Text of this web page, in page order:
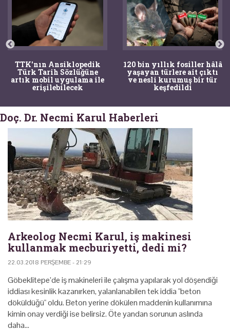
TTK'nın Ansiklopedik
Türk Tarih Sözlüğüne
artık mobil uygulama ile
erişilebilecek
120 bin yıllık fosiller hâlâ
yaşayan türlere ait çıktı
ve nesli kurumuş bir tür
keşfedildi
Doç. Dr. Necmi Karul Haberleri
Arkeolog Necmi Karul, iş makinesi
kullanmak mecburiyetti, dedi mi?
22.03.2018 PERŞEMBE - 21:29
Göbeklitepe’de iş makineleri ile çalışma yapılarak yol döşendiği
iddiası kesinlik kazanırken, yalanlanabilen tek iddia "beton
döküldüğü" oldu. Beton yerine dökülen maddenin kullanımına
kimin onay verdiği ise belirsiz. Öte yandan sorunun aslında
daha…